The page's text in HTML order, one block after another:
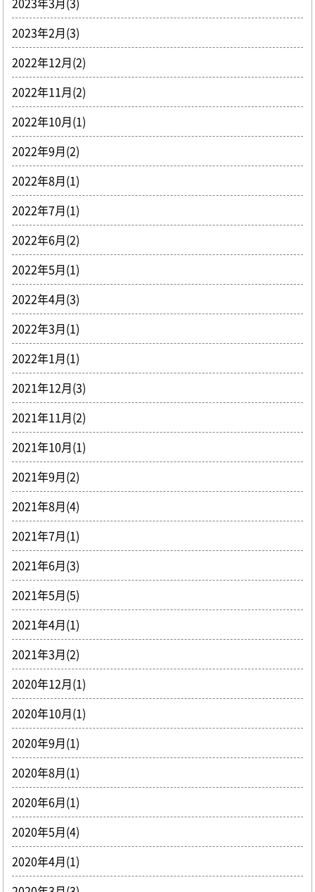
2023年2月(3)
2022年12月(2)
2022年11月(2)
2022年10月(1)
2022年9月(2)
2022年8月(1)
2022年7月(1)
2022年6月(2)
2022年5月(1)
2022年4月(3)
2022年3月(1)
2022年1月(1)
2021年12月(3)
2021年11月(2)
2021年10月(1)
2021年9月(2)
2021年8月(4)
2021年7月(1)
2021年6月(3)
2021年5月(5)
2021年4月(1)
2021年3月(2)
2020年12月(1)
2020年10月(1)
2020年9月(1)
2020年8月(1)
2020年6月(1)
2020年5月(4)
2020年4月(1)